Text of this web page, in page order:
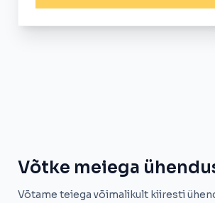
Võtke meiega
Võtame teiega võimalikult kiiresti